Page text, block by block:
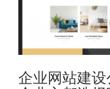
企业网站建